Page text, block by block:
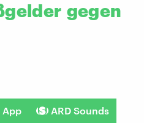
gegen
App ARD Sounds